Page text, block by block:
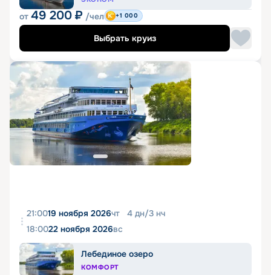
от 49 200 ₽ /чел +1 000
Выбрать круиз
21:0019 ноября 2026чт 4 дн/3 нч
18:0022 ноября 2026вс
Лебединое озеро
КОМФОРТ